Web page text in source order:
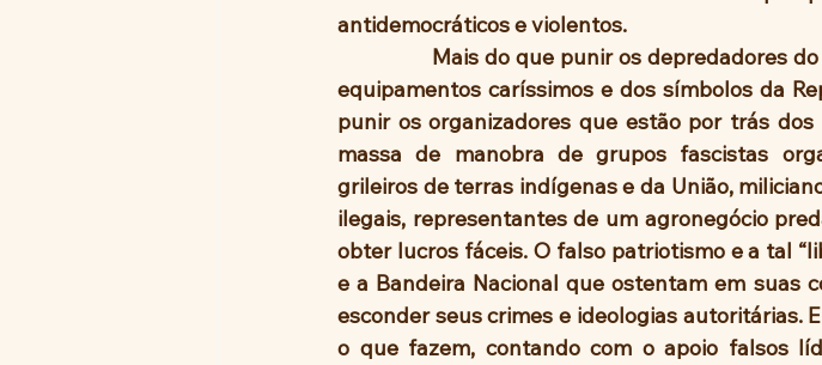
antidemocráticos e violentos.
equipamentos caríssimos e dos símbolos da
punir os organizadores que estão por trás
massa de manobra de grupos fascistas
grileiros de terras indígenas e da União,
ilegais, representantes de um agronegócio
obter lucros fáceis. O falso patriotismo e a tal
e a Bandeira Nacional que ostentam em suas
esconder seus crimes e ideologias autoritárias.
o que fazem, contando com o apoio falsos